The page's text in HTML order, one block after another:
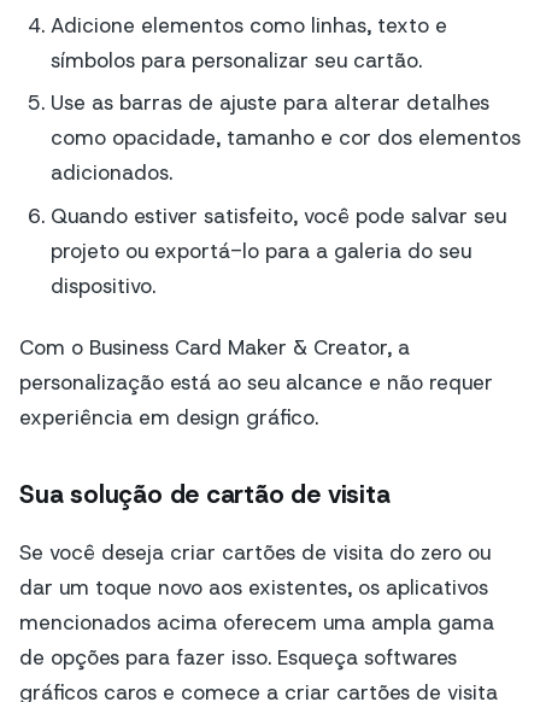
Adicione elementos como linhas, texto e
símbolos para personalizar seu cartão.
Use as barras de ajuste para alterar detalhes
como opacidade, tamanho e cor dos elementos
adicionados.
Quando estiver satisfeito, você pode salvar seu
projeto ou exportá-lo para a galeria do seu
dispositivo.
Com o Business Card Maker & Creator, a
personalização está ao seu alcance e não requer
experiência em design gráfico.
Sua solução de cartão de visita
Se você deseja criar cartões de visita do zero ou
dar um toque novo aos existentes, os aplicativos
mencionados acima oferecem uma ampla gama
de opções para fazer isso. Esqueça softwares
gráficos caros e comece a criar cartões de visita